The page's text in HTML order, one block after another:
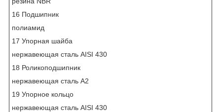
16 Подшипник
полиамид
17 Упорная шайба
нержавеющая сталь AISI 430
18 Роликоподшипник
нержавеющая сталь А2
19 Упорное кольцо
нержавеющая сталь AISI 430